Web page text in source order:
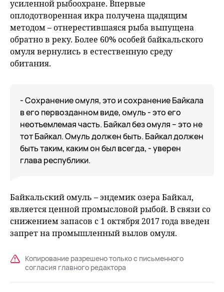
усиленной рыбоохране. Впервые
оплодотворенная икра получена щадящим
методом – отнерестившаяся рыба выпущена
обратно в реку. Более 60% особей байкальского
омуля вернулись в естественную среду
обитания.
- Сохранение омуля, это и сохранение Байкала
в его первозданном виде, омуль - это его
неотъемлемая часть. Байкал без омуля – это не
тот Байкал. Омуль должен быть. Байкал должен
быть таким, каким он был всегда, - уверен
глава республики.
Байкальский омуль – эндемик озера Байкал,
является ценной промысловой рыбой. В связи со
снижением запасов с 1 октября 2017 года введен
запрет на промышленный вылов омуля.
Копирование разрешено только с письменного
согласия главного редактора